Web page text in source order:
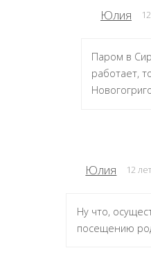
Юлия
Паром в
работает,
Юлия 12
Ну что,
посещению